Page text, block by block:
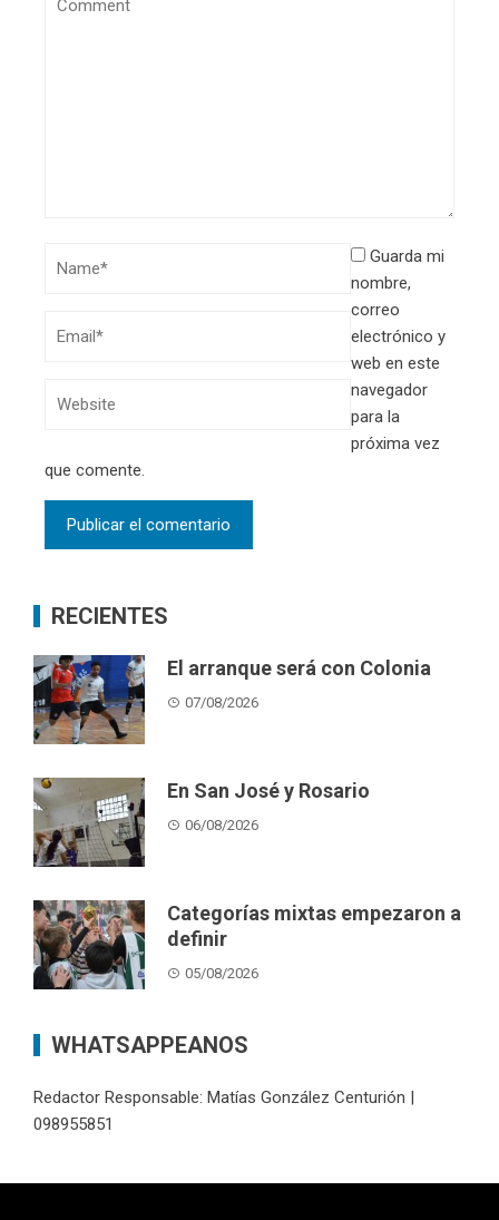
Guarda mi
nombre,
correo
electrónico y
web en este
navegador
para la
próxima vez
que comente.
RECIENTES
El arranque será con Colonia
07/08/2026
En San José y Rosario
06/08/2026
Categorías mixtas empezaron a
definir
05/08/2026
WHATSAPPEANOS
Redactor Responsable: Matías González Centurión |
098955851